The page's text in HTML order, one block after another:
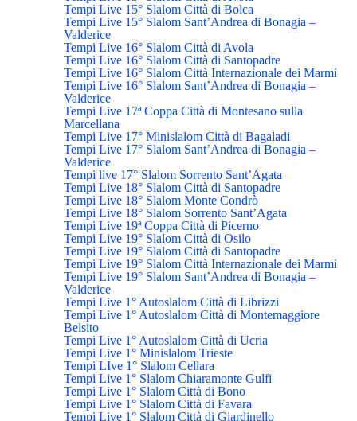
Tempi Live 15° Slalom Città di Bolca
Tempi Live 15° Slalom Sant’Andrea di Bonagia –
Valderice
Tempi Live 16° Slalom Città di Avola
Tempi Live 16° Slalom Città di Santopadre
Tempi Live 16° Slalom Città Internazionale dei Marmi
Tempi Live 16° Slalom Sant’Andrea di Bonagia –
Valderice
Tempi Live 17ª Coppa Città di Montesano sulla
Marcellana
Tempi Live 17° Minislalom Città di Bagaladi
Tempi Live 17° Slalom Sant’Andrea di Bonagia –
Valderice
Tempi live 17° Slalom Sorrento Sant’Agata
Tempi Live 18° Slalom Città di Santopadre
Tempi Live 18° Slalom Monte Condrò
Tempi Live 18° Slalom Sorrento Sant’Agata
Tempi Live 19ª Coppa Città di Picerno
Tempi Live 19° Slalom Città di Osilo
Tempi Live 19° Slalom Città di Santopadre
Tempi Live 19° Slalom Città Internazionale dei Marmi
Tempi Live 19° Slalom Sant’Andrea di Bonagia –
Valderice
Tempi Live 1° Autoslalom Città di Librizzi
Tempi Live 1° Autoslalom Città di Montemaggiore
Belsito
Tempi Live 1° Autoslalom Città di Ucria
Tempi Live 1° Minislalom Trieste
Tempi LIve 1° Slalom Cellara
Tempi Live 1° Slalom Chiaramonte Gulfi
Tempi Live 1° Slalom Città di Bono
Tempi Live 1° Slalom Città di Favara
Tempi Live 1° Slalom Città di Giardinello